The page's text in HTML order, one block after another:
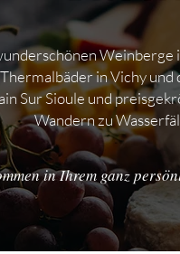
in Vichy
Sur Sioule und
Wandern zu
in Ihrem ganz